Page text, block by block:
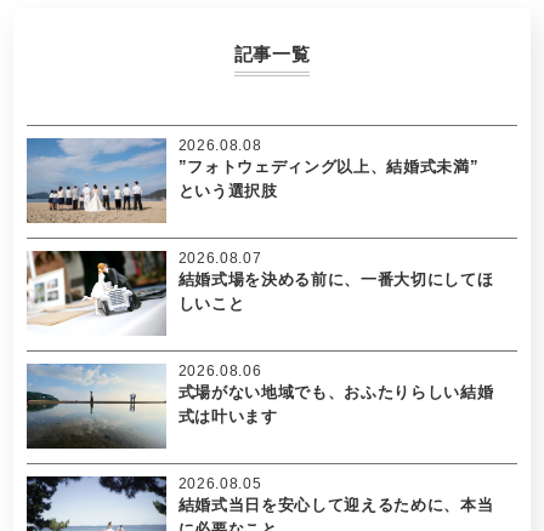
記事一覧
”フォトウェディング以上、結婚式未満”
という選択肢
2026.08.08
結婚式場を決める前に、一番大切にしてほ
しいこと
2026.08.07
式場がない地域でも、おふたりらしい結婚
式は叶います
2026.08.06
結婚式当日を安心して迎えるために、本当
2026.08.05